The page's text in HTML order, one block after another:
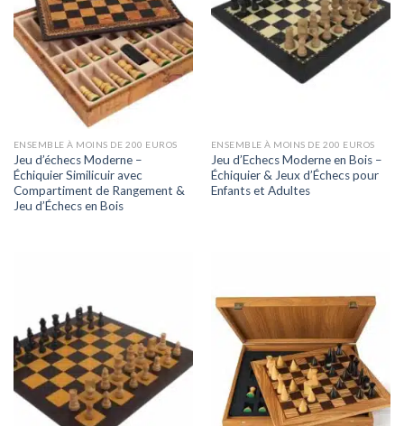
ENSEMBLE À MOINS DE 200 EUROS
Jeu d’échecs Moderne –
Échiquier Similicuir avec
Compartiment de Rangement &
Jeu d’Échecs en Bois
ENSEMBLE À MOINS DE 200 EUROS
Jeu d’Echecs Moderne en Bois –
Échiquier & Jeux d’Échecs pour
Enfants et Adultes